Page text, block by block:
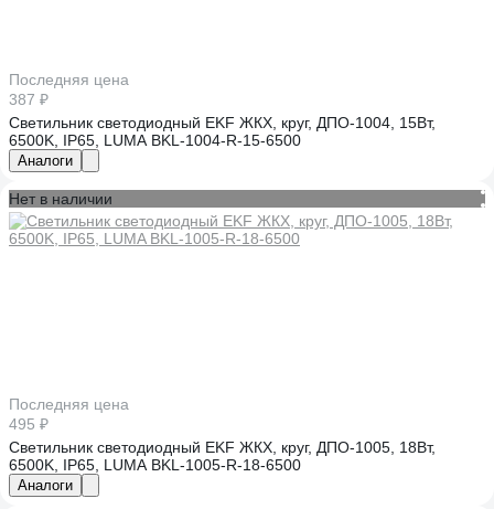
Последняя цена
387 ₽
Светильник светодиодный EKF ЖКХ, круг, ДПО-1004, 15Вт,
6500K, IP65, LUMA BKL-1004-R-15-6500
Аналоги
Нет в наличии
Последняя цена
495 ₽
Светильник светодиодный EKF ЖКХ, круг, ДПО-1005, 18Вт,
6500K, IP65, LUMA BKL-1005-R-18-6500
Аналоги